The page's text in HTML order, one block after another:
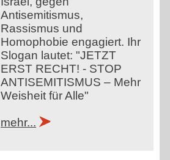
Antisemitismus,
Rassismus und
Homophobie engagiert. Ihr
Slogan lautet: "JETZT
ERST RECHT! - STOP
ANTISEMITISMUS – Mehr
Weisheit für Alle"
mehr...